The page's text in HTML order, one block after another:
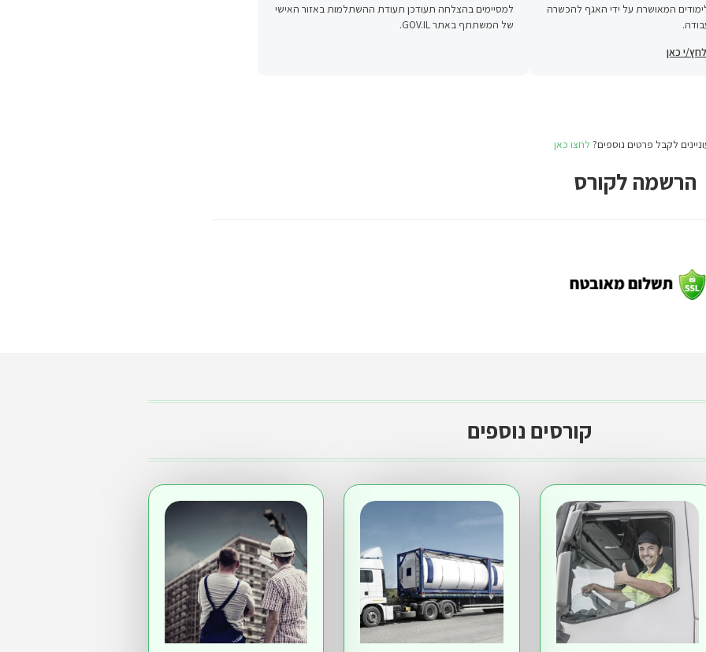
המאושרת על ידי האגף להכשרה
י כאן
למסיימים בהצלחה תעודכן תעודת ההשתלמות באזור האישי
של המשתתף באתר GOV.IL.
לקבל פרטים נוספים? לחצו כאן
הרשמה לקורס
קורסים נוספים